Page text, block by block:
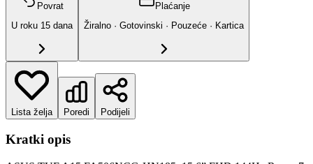
Povrat
U roku 15 dana
Plaćanje
Žiralno · Gotovinski · Pouzeće · Kartica
Lista želja Poredi Podijeli
Kratki opis